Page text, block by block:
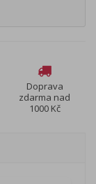
Doprava
zdarma nad
1000 Kč